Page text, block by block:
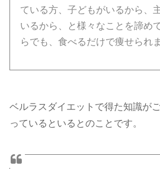
ている方、子どもがいるから、
いるから、と様々なことを諦め
らでも、食べるだけで痩せられ
ベルラスダイエットで得た知識が
っているといるとのことです。